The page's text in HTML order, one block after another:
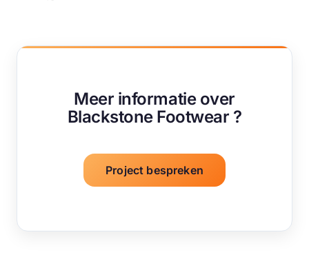
Meer informatie over
Blackstone Footwear ?
Project bespreken